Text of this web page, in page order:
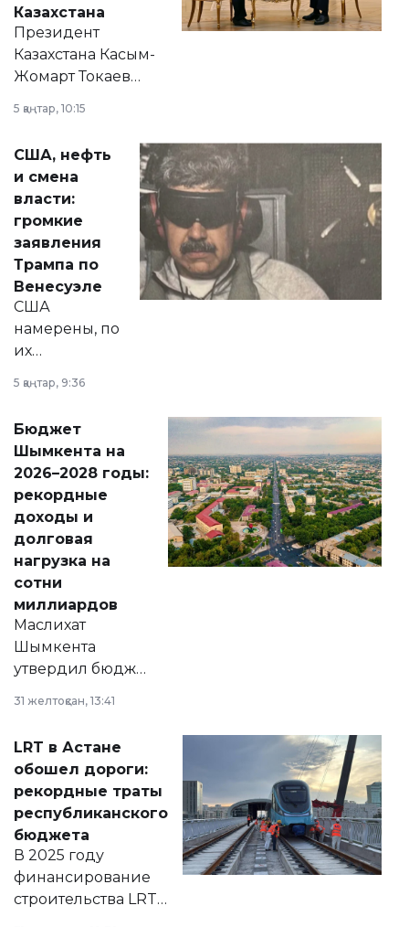
Казахстана
Президент
Казахстана Касым-
Жомарт Токаев
сразу несколько
актуальных тем —
от слухов о
политических
реформах до
вопросов армии,
экономики и
личного здоровья.
5 қаңтар, 10:15
США, нефть
и смена
власти:
громкие
заявления
Трампа по
Венесуэле
США
намерены, по
их
принести
народу
Венесуэлы.
5 қаңтар, 9:36
Бюджет
Шымкента на
2026–2028 годы:
рекордные
доходы и
долговая
нагрузка на
сотни
миллиардов
Маслихат
Шымкента
утвердил бюджет
2028 годы.
документ
появился в базе
нормативных
правовых актов и
на сайте маслихат
города.
31 желтоқсан, 13:41
LRT в Астане
обошел дороги:
рекордные траты
республиканского
бюджета
В 2025 году
финансирование
строительства LRT